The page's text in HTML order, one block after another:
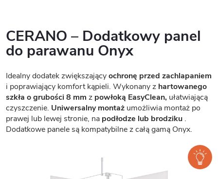
CERANO – Dodatkowy panel
do parawanu Onyx
Idealny dodatek zwiększającyochronę przed zachlapaniem
i poprawiający komfort kąpieli. Wykonany z hartowanego
szkła o grubości 8 mm z powłoką EasyClean, ułatwiającą
czyszczenie. Uniwersalny montaż umożliwia montaż po
prawej lub lewej stronie, na podłodze lub brodziku .
Dodatkowe panele są kompatybilne z całą gamą Onyx.